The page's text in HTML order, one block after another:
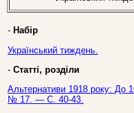
- Набір
Український тиждень.
- Статті, розділи
Альтернативи 1918 року: До
№ 17. — С. 40-43.